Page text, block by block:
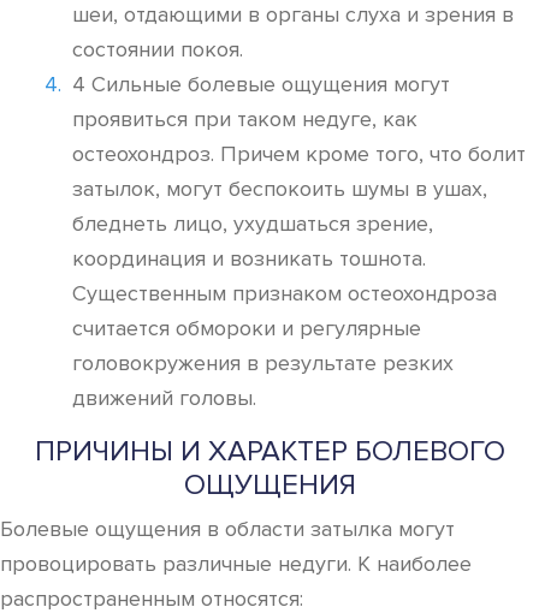
шеи, отдающими в органы слуха и зрения в
состоянии покоя.
4 Сильные болевые ощущения могут
проявиться при таком недуге, как
остеохондроз. Причем кроме того, что болит
затылок, могут беспокоить шумы в ушах,
бледнеть лицо, ухудшаться зрение,
координация и возникать тошнота.
Существенным признаком остеохондроза
считается обмороки и регулярные
головокружения в результате резких
движений головы.
ПРИЧИНЫ И ХАРАКТЕР БОЛЕВОГО
ОЩУЩЕНИЯ
Болевые ощущения в области затылка могут
провоцировать различные недуги. К наиболее
распространенным относятся: